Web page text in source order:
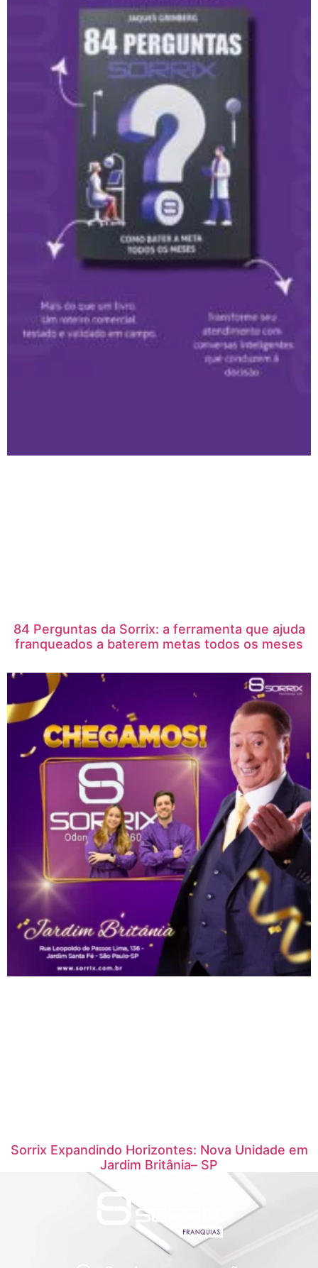
84 Perguntas da Sorrix: a ferramenta que ajuda
franqueados a baterem metas todos os meses
Sorrix Expandindo Horizontes: Nova Unidade em
Jardim Britânia– SP